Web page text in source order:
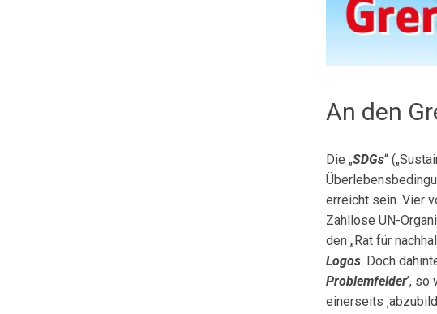
An den
Die „SDGs“
erreicht sein. Vier
Zahllose UN-
den „Rat für
Logos. Doch
Problemfelder’, so
einerseits